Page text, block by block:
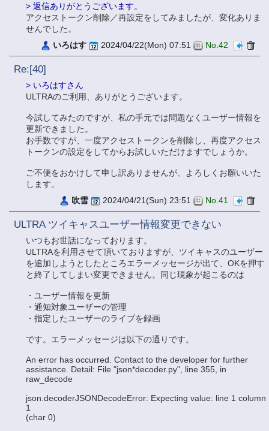
> 返信ありがとうございます。
アクセストークン削除／再設定をしてみましたが、変化ありま
せんでした。
いろはす
2024/04/22(Mon) 07:51 No.42
Re:[40]
> いろはすさん
ULTRAのご利用、ありがとうございます。
今試してみたのですが、私の手元では問題なくユーザー情報を
更新できました。
お手数ですが、一度アクセストークンを削除し、再度アクセス
トークンの設定をしてからお試しいただけますでしょうか。
ご不便をおかけして申し訳ありませんが、よろしくお願いいた
します。
吹雪
2024/04/21(Sun) 23:51 No.41
ULTRA ツイキャスユーザー情報変更できない
いつもお世話になっております。
ULTRAを利用させて頂いておりますが、ツイキャスのユーザー
を追加しようとしたところエラーメッセージが出て、OKを押す
と終了してしまい変更できません。同じ現象が起こるのは
・ユーザー情報を更新
・通知対象ユーザーの管理
・指定したユーザーのライブを録画
です。エラーメッセージは以下の通りです。
An error has occurred. Contact to the developer for further
assistance. Detail: File "json*decoder.py", line 355, in
raw_decode
json.decoderJSONDecodeError: Expecting value: line 1 column
1
(char 0)